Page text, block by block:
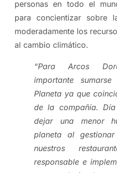
personas en todo el
para concientizar sobre
moderadamente los
al cambio climático.
“Para Arcos
importante
Planeta ya que
de la compañía.
dejar una menor
planeta al
nuestros
responsable e